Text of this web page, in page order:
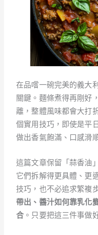
在品嚐一碗完美的義大
關鍵。麵條煮得再剛好
離，整體風味都會大打
個實用技巧，即使是平
做出香氣飽滿、口感滑
這篇文章保留「蒜香油
它們拆解得更具體、更
技巧，也不必追求繁複
帶出、醬汁如何靠乳化
合 。只要把這三件事做